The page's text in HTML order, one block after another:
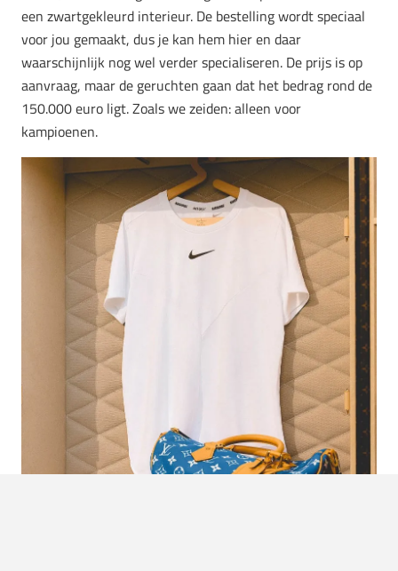
een zwartgekleurd interieur. De bestelling wordt speciaal
voor jou gemaakt, dus je kan hem hier en daar
waarschijnlijk nog wel verder specialiseren. De prijs is op
aanvraag, maar de geruchten gaan dat het bedrag rond de
150.000 euro ligt. Zoals we zeiden: alleen voor
kampioenen.